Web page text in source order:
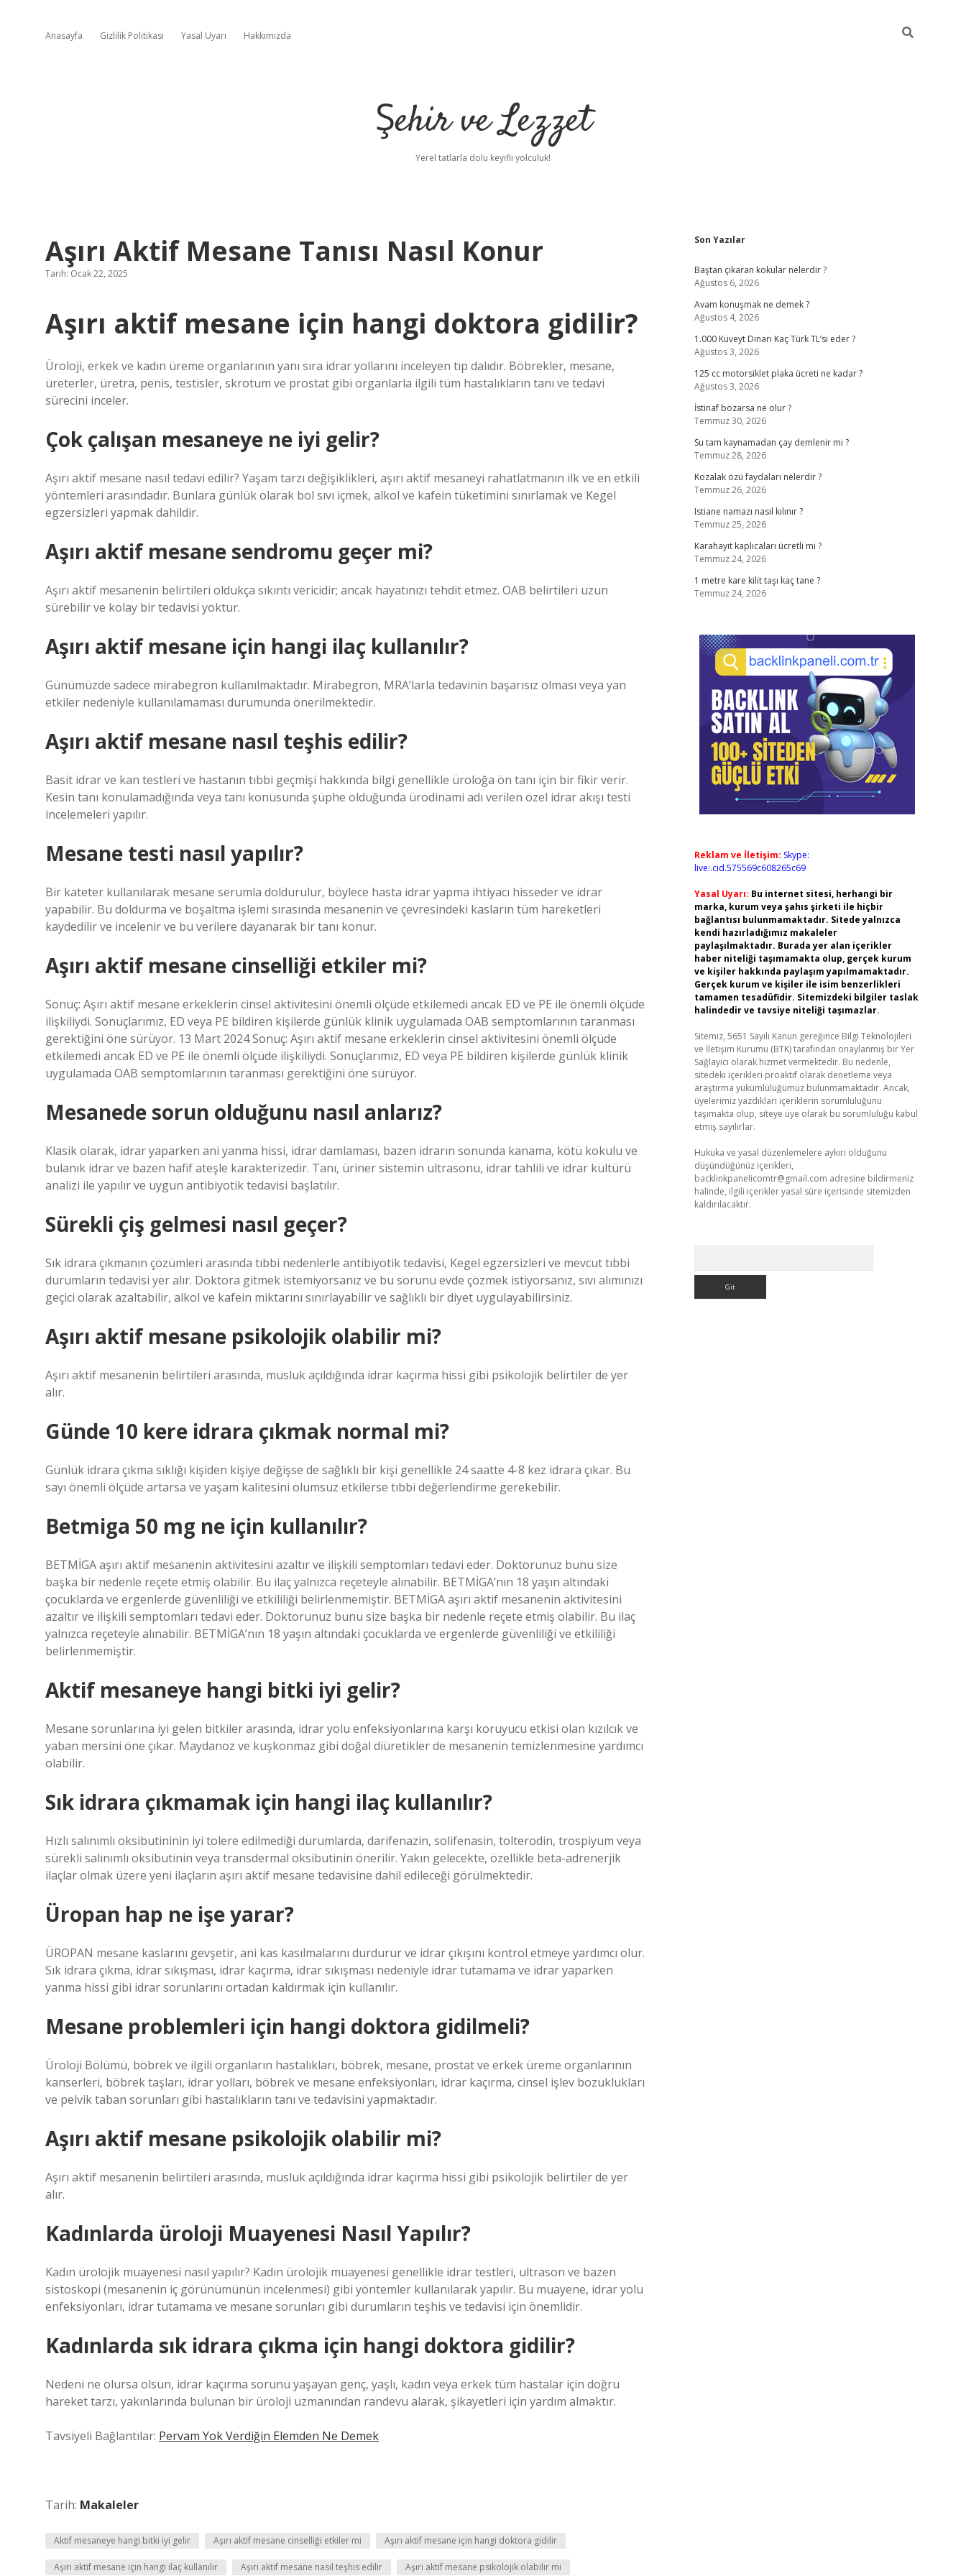
Anasayfa Gizlilik Politikası Yasal Uyarı Hakkımızda
Şehir ve Lezzet
Yerel tatlarla dolu keyifli yolculuk!
Aşırı Aktif Mesane Tanısı Nasıl Konur
Tarih: Ocak 22, 2025
Aşırı aktif mesane için hangi doktora gidilir?
Üroloji, erkek ve kadın üreme organlarının yanı sıra idrar yollarını inceleyen tıp dalıdır. Böbrekler, mesane,
üreterler, üretra, penis, testisler, skrotum ve prostat gibi organlarla ilgili tüm hastalıkların tanı ve tedavi
sürecini inceler.
Çok çalışan mesaneye ne iyi gelir?
Aşırı aktif mesane nasıl tedavi edilir? Yaşam tarzı değişiklikleri, aşırı aktif mesaneyi rahatlatmanın ilk ve en etkili
yöntemleri arasındadır. Bunlara günlük olarak bol sıvı içmek, alkol ve kafein tüketimini sınırlamak ve Kegel
egzersizleri yapmak dahildir.
Aşırı aktif mesane sendromu geçer mi?
Aşırı aktif mesanenin belirtileri oldukça sıkıntı vericidir; ancak hayatınızı tehdit etmez. OAB belirtileri uzun
sürebilir ve kolay bir tedavisi yoktur.
Aşırı aktif mesane için hangi ilaç kullanılır?
Günümüzde sadece mirabegron kullanılmaktadır. Mirabegron, MRA’larla tedavinin başarısız olması veya yan
etkiler nedeniyle kullanılamaması durumunda önerilmektedir.
Aşırı aktif mesane nasıl teşhis edilir?
Basit idrar ve kan testleri ve hastanın tıbbi geçmişi hakkında bilgi genellikle üroloğa ön tanı için bir fikir verir.
Kesin tanı konulamadığında veya tanı konusunda şüphe olduğunda ürodinami adı verilen özel idrar akışı testi
incelemeleri yapılır.
Mesane testi nasıl yapılır?
Bir kateter kullanılarak mesane serumla doldurulur, böylece hasta idrar yapma ihtiyacı hisseder ve idrar
yapabilir. Bu doldurma ve boşaltma işlemi sırasında mesanenin ve çevresindeki kasların tüm hareketleri
kaydedilir ve incelenir ve bu verilere dayanarak bir tanı konur.
Aşırı aktif mesane cinselliği etkiler mi?
Sonuç: Aşırı aktif mesane erkeklerin cinsel aktivitesini önemli ölçüde etkilemedi ancak ED ve PE ile önemli ölçüde
ilişkiliydi. Sonuçlarımız, ED veya PE bildiren kişilerde günlük klinik uygulamada OAB semptomlarının taranması
gerektiğini öne sürüyor. 13 Mart 2024 Sonuç: Aşırı aktif mesane erkeklerin cinsel aktivitesini önemli ölçüde
etkilemedi ancak ED ve PE ile önemli ölçüde ilişkiliydi. Sonuçlarımız, ED veya PE bildiren kişilerde günlük klinik
uygulamada OAB semptomlarının taranması gerektiğini öne sürüyor.
Mesanede sorun olduğunu nasıl anlarız?
Klasik olarak, idrar yaparken ani yanma hissi, idrar damlaması, bazen idrarın sonunda kanama, kötü kokulu ve
bulanık idrar ve bazen hafif ateşle karakterizedir. Tanı, üriner sistemin ultrasonu, idrar tahlili ve idrar kültürü
analizi ile yapılır ve uygun antibiyotik tedavisi başlatılır.
Sürekli çiş gelmesi nasıl geçer?
Sık idrara çıkmanın çözümleri arasında tıbbi nedenlerle antibiyotik tedavisi, Kegel egzersizleri ve mevcut tıbbi
durumların tedavisi yer alır. Doktora gitmek istemiyorsanız ve bu sorunu evde çözmek istiyorsanız, sıvı alımınızı
geçici olarak azaltabilir, alkol ve kafein miktarını sınırlayabilir ve sağlıklı bir diyet uygulayabilirsiniz.
Aşırı aktif mesane psikolojik olabilir mi?
Aşırı aktif mesanenin belirtileri arasında, musluk açıldığında idrar kaçırma hissi gibi psikolojik belirtiler de yer
alır.
Günde 10 kere idrara çıkmak normal mi?
Günlük idrara çıkma sıklığı kişiden kişiye değişse de sağlıklı bir kişi genellikle 24 saatte 4-8 kez idrara çıkar. Bu
sayı önemli ölçüde artarsa ​​ve yaşam kalitesini olumsuz etkilerse tıbbi değerlendirme gerekebilir.
Betmiga 50 mg ne için kullanılır?
BETMİGA aşırı aktif mesanenin aktivitesini azaltır ve ilişkili semptomları tedavi eder. Doktorunuz bunu size
başka bir nedenle reçete etmiş olabilir. Bu ilaç yalnızca reçeteyle alınabilir. BETMİGA’nın 18 yaşın altındaki
çocuklarda ve ergenlerde güvenliliği ve etkililiği belirlenmemiştir. BETMİGA aşırı aktif mesanenin aktivitesini
azaltır ve ilişkili semptomları tedavi eder. Doktorunuz bunu size başka bir nedenle reçete etmiş olabilir. Bu ilaç
yalnızca reçeteyle alınabilir. BETMİGA’nın 18 yaşın altındaki çocuklarda ve ergenlerde güvenliliği ve etkililiği
belirlenmemiştir.
Aktif mesaneye hangi bitki iyi gelir?
Mesane sorunlarına iyi gelen bitkiler arasında, idrar yolu enfeksiyonlarına karşı koruyucu etkisi olan kızılcık ve
yaban mersini öne çıkar. Maydanoz ve kuşkonmaz gibi doğal diüretikler de mesanenin temizlenmesine yardımcı
olabilir.
Sık idrara çıkmamak için hangi ilaç kullanılır?
Hızlı salınımlı oksibutininin iyi tolere edilmediği durumlarda, darifenazin, solifenasin, tolterodin, trospiyum veya
sürekli salınımlı oksibutinin veya transdermal oksibutinin önerilir. Yakın gelecekte, özellikle beta-adrenerjik
ilaçlar olmak üzere yeni ilaçların aşırı aktif mesane tedavisine dahil edileceği görülmektedir.
Üropan hap ne işe yarar?
ÜROPAN mesane kaslarını gevşetir, ani kas kasılmalarını durdurur ve idrar çıkışını kontrol etmeye yardımcı olur.
Sık idrara çıkma, idrar sıkışması, idrar kaçırma, idrar sıkışması nedeniyle idrar tutamama ve idrar yaparken
yanma hissi gibi idrar sorunlarını ortadan kaldırmak için kullanılır.
Mesane problemleri için hangi doktora gidilmeli?
Üroloji Bölümü, böbrek ve ilgili organların hastalıkları, böbrek, mesane, prostat ve erkek üreme organlarının
kanserleri, böbrek taşları, idrar yolları, böbrek ve mesane enfeksiyonları, idrar kaçırma, cinsel işlev bozuklukları
ve pelvik taban sorunları gibi hastalıkların tanı ve tedavisini yapmaktadır.
Aşırı aktif mesane psikolojik olabilir mi?
Aşırı aktif mesanenin belirtileri arasında, musluk açıldığında idrar kaçırma hissi gibi psikolojik belirtiler de yer
alır.
Kadınlarda üroloji Muayenesi Nasıl Yapılır?
Kadın ürolojik muayenesi nasıl yapılır? Kadın ürolojik muayenesi genellikle idrar testleri, ultrason ve bazen
sistoskopi (mesanenin iç görünümünün incelenmesi) gibi yöntemler kullanılarak yapılır. Bu muayene, idrar yolu
enfeksiyonları, idrar tutamama ve mesane sorunları gibi durumların teşhis ve tedavisi için önemlidir.
Kadınlarda sık idrara çıkma için hangi doktora gidilir?
Nedeni ne olursa olsun, idrar kaçırma sorunu yaşayan genç, yaşlı, kadın veya erkek tüm hastalar için doğru
hareket tarzı, yakınlarında bulunan bir üroloji uzmanından randevu alarak, şikayetleri için yardım almaktır.
Tavsiyeli Bağlantılar: Pervam Yok Verdiğin Elemden Ne Demek
Tarih: Makaleler
Aktif mesaneye hangi bitki iyi gelir Aşırı aktif mesane cinselliği etkiler mi Aşırı aktif mesane için hangi doktora gidilir
Aşırı aktif mesane için hangi ilaç kullanılır Aşırı aktif mesane nasıl teşhis edilir Aşırı aktif mesane psikolojik olabilir mi
Sidebar
Son Yazılar
Baştan çıkaran kokular nelerdir ?
Ağustos 6, 2026
Avam konuşmak ne demek ?
Ağustos 4, 2026
1.000 Kuveyt Dinarı Kaç Türk TL’si eder ?
Ağustos 3, 2026
125 cc motorsiklet plaka ücreti ne kadar ?
Ağustos 3, 2026
İstinaf bozarsa ne olur ?
Temmuz 30, 2026
Su tam kaynamadan çay demlenir mi ?
Temmuz 28, 2026
Kozalak özü faydaları nelerdir ?
Temmuz 26, 2026
Istiane namazı nasıl kılınır ?
Temmuz 25, 2026
Karahayıt kaplıcaları ücretli mi ?
Temmuz 24, 2026
1 metre kare kilit taşı kaç tane ?
Temmuz 24, 2026
Reklam ve İletişim: Skype:
live:.cid.575569c608265c69
Yasal Uyarı: Bu internet sitesi, herhangi bir
marka, kurum veya şahıs şirketi ile hiçbir
bağlantısı bulunmamaktadır. Sitede yalnızca
kendi hazırladığımız makaleler
paylaşılmaktadır. Burada yer alan içerikler
haber niteliği taşımamakta olup, gerçek kurum
ve kişiler hakkında paylaşım yapılmamaktadır.
Gerçek kurum ve kişiler ile isim benzerlikleri
tamamen tesadüfidir. Sitemizdeki bilgiler taslak
halindedir ve tavsiye niteliği taşımazlar.
Sitemiz, 5651 Sayılı Kanun gereğince Bilgi Teknolojileri
ve İletişim Kurumu (BTK) tarafından onaylanmış bir Yer
Sağlayıcı olarak hizmet vermektedir. Bu nedenle,
sitedeki içerikleri proaktif olarak denetleme veya
araştırma yükümlülüğümüz bulunmamaktadır. Ancak,
üyelerimiz yazdıkları içeriklerin sorumluluğunu
taşımakta olup, siteye üye olarak bu sorumluluğu kabul
etmiş sayılırlar.
Hukuka ve yasal düzenlemelere aykırı olduğunu
düşündüğünüz içerikleri,
backlinkpanelicomtr@gmail.com adresine bildirmeniz
halinde, ilgili içerikler yasal süre içerisinde sitemizden
kaldırılacaktır.